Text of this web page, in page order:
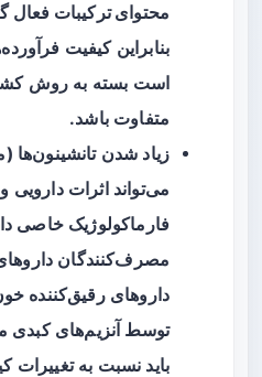
محتوای ترکیبات فعال
بنابراین کیفیت
است بسته به روش
متفاوت باشد.
می‌تواند اثرات دارویی
فارماکولوژیک خاصی
مصرف‌کنندگان
داروهای رقیق‌کننده
توسط آنزیم‌های کبدی
باید نسبت به تغییرات